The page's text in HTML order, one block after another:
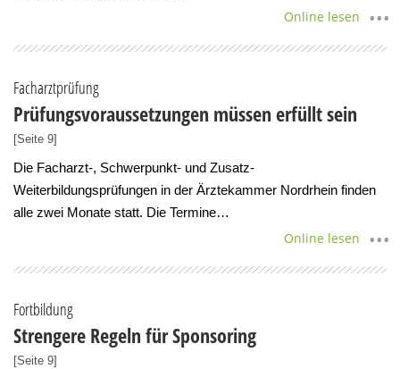
Online lesen
Facharztprüfung
Prüfungsvoraussetzungen müssen erfüllt sein
[Seite 9]
Die Facharzt-, Schwerpunkt- und Zusatz-
Weiterbildungsprüfungen in der Ärztekammer Nordrhein finden
alle zwei Monate statt. Die Termine…
Online lesen
Fortbildung
Strengere Regeln für Sponsoring
[Seite 9]